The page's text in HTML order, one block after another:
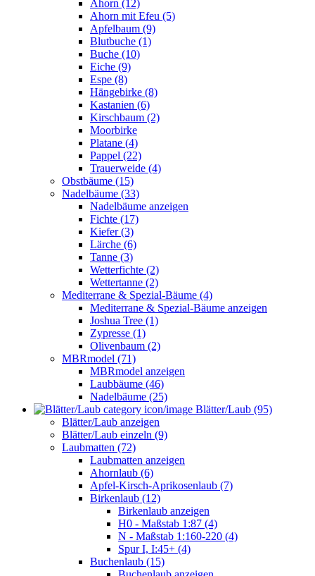
Ahorn (12)
Ahorn mit Efeu (5)
Apfelbaum (9)
Blutbuche (1)
Buche (10)
Eiche (9)
Espe (8)
Hängebirke (8)
Kastanien (6)
Kirschbaum (2)
Moorbirke
Platane (4)
Pappel (22)
Trauerweide (4)
Obstbäume (15)
Nadelbäume (33)
Nadelbäume anzeigen
Fichte (17)
Kiefer (3)
Lärche (6)
Tanne (3)
Wetterfichte (2)
Wettertanne (2)
Mediterrane & Spezial-Bäume (4)
Mediterrane & Spezial-Bäume anzeigen
Joshua Tree (1)
Zypresse (1)
Olivenbaum (2)
MBRmodel (71)
MBRmodel anzeigen
Laubbäume (46)
Nadelbäume (25)
Blätter/Laub (95)
Blätter/Laub anzeigen
Blätter/Laub einzeln (9)
Laubmatten (72)
Laubmatten anzeigen
Ahornlaub (6)
Apfel-Kirsch-Aprikosenlaub (7)
Birkenlaub (12)
Birkenlaub anzeigen
H0 - Maßstab 1:87 (4)
N - Maßstab 1:160-220 (4)
Spur I, I:45+ (4)
Buchenlaub (15)